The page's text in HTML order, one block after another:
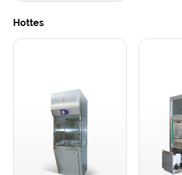
Hottes